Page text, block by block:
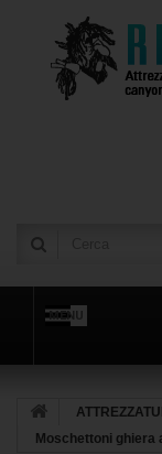
MENU
Moschettoni ghiera